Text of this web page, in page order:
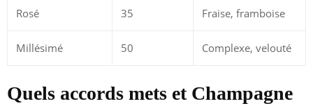
Rosé 35 Fraise, framboise
Millésimé 50 Complexe, velouté
Quels accords mets et Champagne